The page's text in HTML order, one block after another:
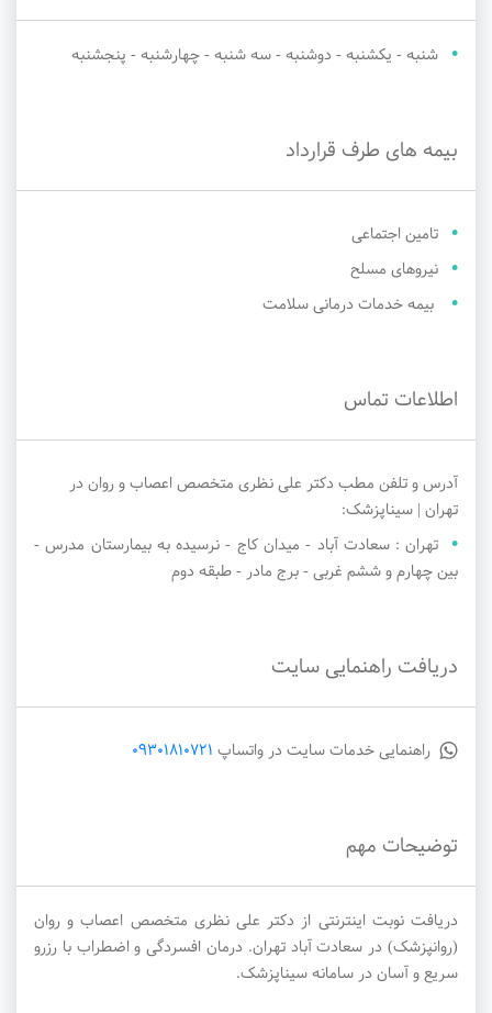
شنبه - یکشنبه - دوشنبه - سه شنبه - چهارشنبه - پنجشنبه
بیمه های طرف قرارداد
تامین اجتماعی
نیروهای مسلح
بیمه خدمات درمانی سلامت
اطلاعات تماس
آدرس و تلفن مطب دکتر علی نظری متخصص اعصاب و روان در
تهران | سیناپزشک:
تهران : سعادت آباد - میدان کاج - نرسیده به بیمارستان مدرس -
بین چهارم و ششم غربی - برج مادر - طبقه دوم
دریافت راهنمایی سایت
راهنمایی خدمات سایت در واتساپ 09301810721
توضیحات مهم
دریافت نوبت اینترنتی از دکتر علی نظری متخصص اعصاب و روان
(روانپزشک) در سعادت آباد تهران. درمان افسردگی و اضطراب با رزرو
سریع و آسان در سامانه سیناپزشک.